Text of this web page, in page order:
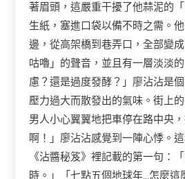
著眉頭，這嚴重干擾了他蒜泥的
生紙，塞進口袋以備不時之需。
邊，從高架橋到巷弄口，全部變
咕嚕」的聲音，並且有一層淡淡
慮？還是過度發酵？」廖沾沾是
壓力過大而散發出的氣味。街上
男人小心翼翼地把車停在路中央
啊！」廖沾沾感覺到一陣心悸。
《沾醬秘笈》裡記載的第一句：
時。」「七點五個地球年…怎麼